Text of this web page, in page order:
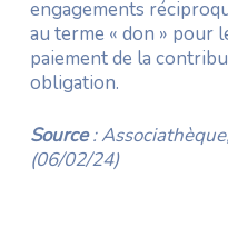
engagements
au terme « don » pour
paiement de la
obligation.
Source:
(06/02/24)